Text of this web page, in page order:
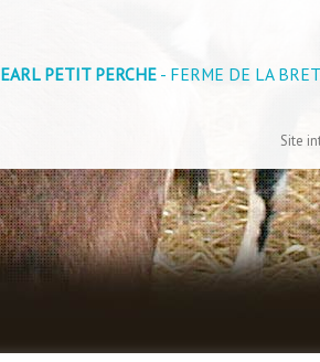
EARL PETIT PERCHE- FERME DE LA
Site